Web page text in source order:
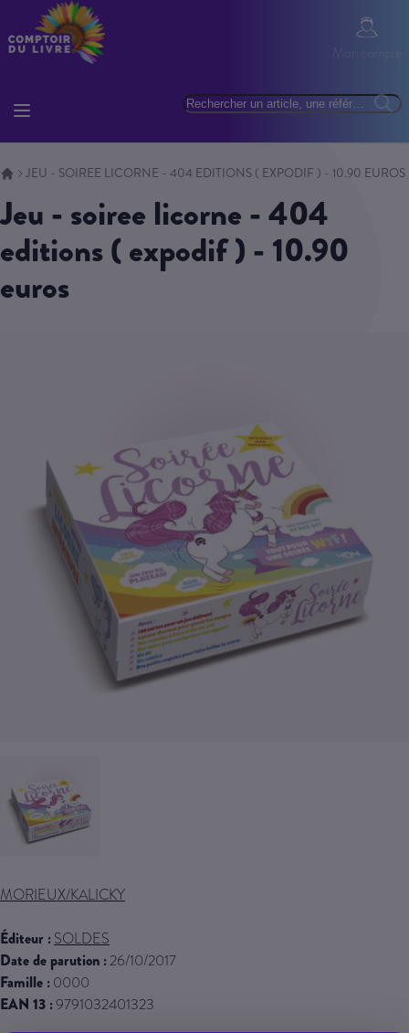
Allez au contenu
Rechercher
Mon
Mon compte
JEU - SOIREE LICORNE - 404 EDITIONS ( EXPODIF ) - 10.90 EUROS
jeu - soiree licorne - 404
editions ( expodif ) - 10.90
euros
MORIEUX/KALICKY
Éditeur : SOLDES
Date de parution : 26/10/2017
Famille : 0000
EAN 13 :9791032401323